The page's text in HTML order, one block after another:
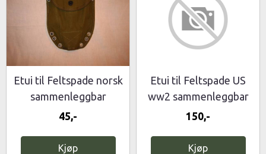
Etui til Feltspade norsk
sammenleggbar
45,-
Kjøp
Etui til Feltspade US
ww2 sammenleggbar
150,-
Kjøp